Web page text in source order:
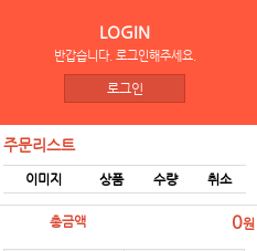
리스트
햄버거
LOGIN
반갑습니다. 로그인해주세요.
로그인
주문리스트
이미지 상품 수량 취소
총금액 0원